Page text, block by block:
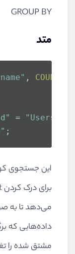
GROUP BY
متد
, COUNT
= "Users"
;
این جستجوی
برای درک کردن
می‌دهد تا به
داده‌هایی که
مشتق شده را